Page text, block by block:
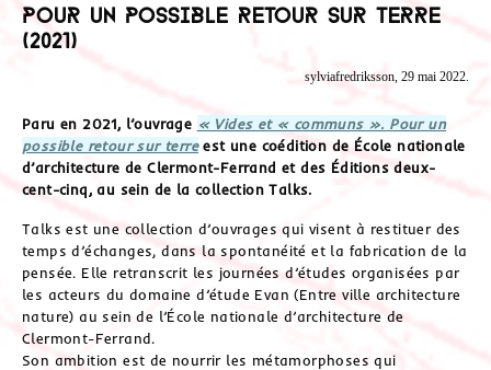
Pour un possible retour sur terre
(2021)
sylviafredriksson, 29 mai 2022.
Paru en 2021, l’ouvrage « Vides et « communs ». Pour un
possible retour sur terreest une coédition de École nationale
d’architecture de Clermont-Ferrand et des Éditions deux-
cent-cinq, au sein de la collection Talks.
Talks est une collection d’ouvrages qui visent à restituer des
temps d’échanges, dans la spontanéité et la fabrication de la
pensée. Elle retranscrit les journées d’études organisées par
les acteurs du domaine d’étude Evan (Entre ville architecture
nature) au sein de l’École nationale d’architecture de
Clermont-Ferrand.
Son ambition est de nourrir les métamorphoses qui